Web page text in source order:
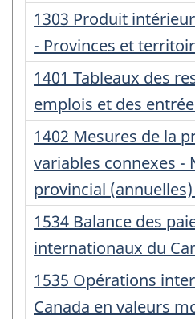
:Numéro
d'enregistrement
:
1303 Produit
- Provinces et
Numéro
d'enregistrement
:
1401 Tableaux des
emplois et des
Numéro
d'enregistrement
:
1402 Mesures de la
variables connexes -
provincial (annuelles)
Numéro
d'enregistrement
:
1534 Balance des
internationaux du
Numéro
d'enregistrement
1535 Opérations
Canada en valeurs